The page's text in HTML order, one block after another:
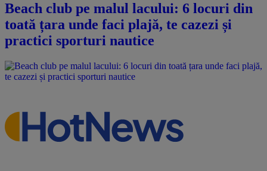
Beach club pe malul lacului: 6 locuri din
toată țara unde faci plajă, te cazezi și
practici sporturi nautice